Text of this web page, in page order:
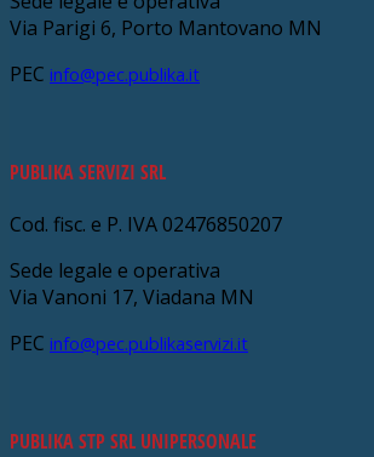
Via Parigi 6, Porto Mantovano MN
PEC info@pec.publika.it
PUBLIKA SERVIZI SRL
Cod. fisc. e P. IVA 02476850207
Sede legale e operativa
Via Vanoni 17, Viadana MN
PEC info@pec.publikaservizi.it
PUBLIKA STP SRL UNIPERSONALE